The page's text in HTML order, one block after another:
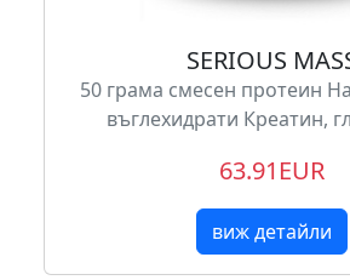
SERIOUS
50 грама смесен протеин
въглехидрати Креатин,
63.91EUR
виж детайли